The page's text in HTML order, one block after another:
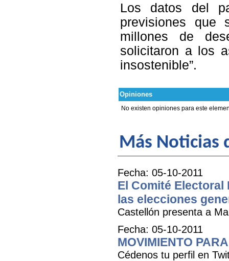
Los datos del
previsiones que
millones de
solicitaron a los
insostenible”.
Opiniones
No existen opiniones para este
Más Noticias
Fecha: 05-10-2011
El Comité Electoral
las elecciones
Castellón presenta a
Fecha: 05-10-2011
MOVIMIENTO
Cédenos tu perfil en